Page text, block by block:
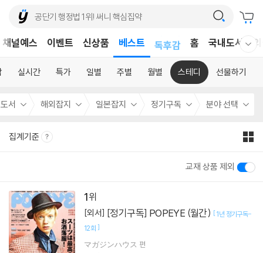
채널예스 이벤트 신상품 베스트
독후감
홈 국내도서
실시간 특가 일별 주별 월별 스테디 선물하기
서 해외잡지 일본잡지 정기구독 분야 선택
집계기준
교재 상품 제외
1
[외서] [정기구독] POPEYE (월간) [1년 정기구독-
12회 ]
マガジンハウス 편